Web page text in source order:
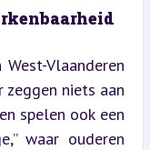
Vlaanderen
zeggen niets aan
spelen ook een
waar ouderen